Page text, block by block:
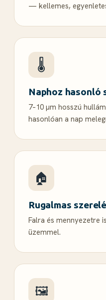
— kellemes,
🌡️
Naphoz hasonló
7–10 µm hosszú
hasonlóan a nap
🏠
Rugalmas
Falra és mennyezetre
üzemmel.
🖼️